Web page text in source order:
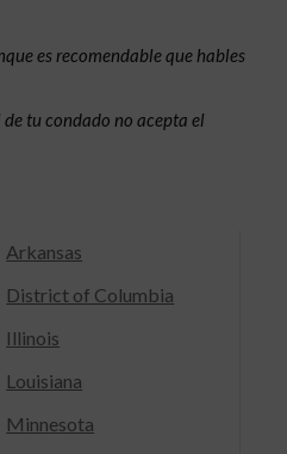
es recomendable que hables
tu condado no acepta el
Arkansas
District of Columbia
Illinois
Louisiana
Minnesota